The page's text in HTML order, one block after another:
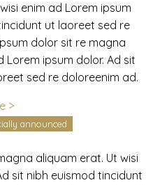
enim ad Lorem ipsum
ut laoreet sed re
dolor sit re magna
Lorem ipsum dolor. Ad sit
sed re doloreenim ad.
>
announced
aliquam erat. Ut wisi
sit nibh euismod tincidunt